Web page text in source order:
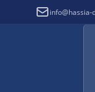
info@hassia-